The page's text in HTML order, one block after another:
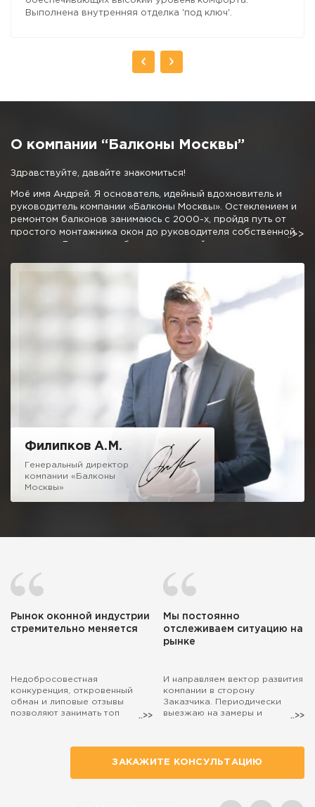
Выполнена внутренняя отделка 'под ключ'.
О компании “Балконы Москвы”
Здравствуйте, давайте знакомиться!
Моё имя Андрей. Я основатель, идейный вдохновитель и
руководитель компании «Балконы Москвы». Остеклением и
ремонтом балконов занимаюсь с 2000-х, пройдя путь от
простого монтажника окон до руководителя собственной
благоустройства балконов и лоджий.
Мне не очень хочется писать про низкие цены, 50% скидки и
10 летнюю гарантию, как это требуют от меня маркетологи,
отмечу одно, мне не стыдно за качество нашей работы.
Можете вызвать десяток компаний сравнивая наш подход и
ценовую политику и убедитесь, что с нами можно и нужно
Надеюсь на честное и взаимовыгодное сотрудничество!
Филипков А.М.
Генеральный директор
компании «Балконы
Москвы»
Рынок оконной индустрии
стремительно меняется
Недобросовестная
конкуренция, откровенный
обман и липовые отзывы
позволяют занимать топ
действительно занятые
полезным делом, остаются на
Мы постоянно
отслеживаем ситуацию на
рынке
И направляем вектор развития
компании в сторону
Заказчика. Периодически
выезжаю на замеры и
балкона выехал лично я, то
просто попросите об этом
ЗАКАЖИТЕ КОНСУЛЬТАЦИЮ